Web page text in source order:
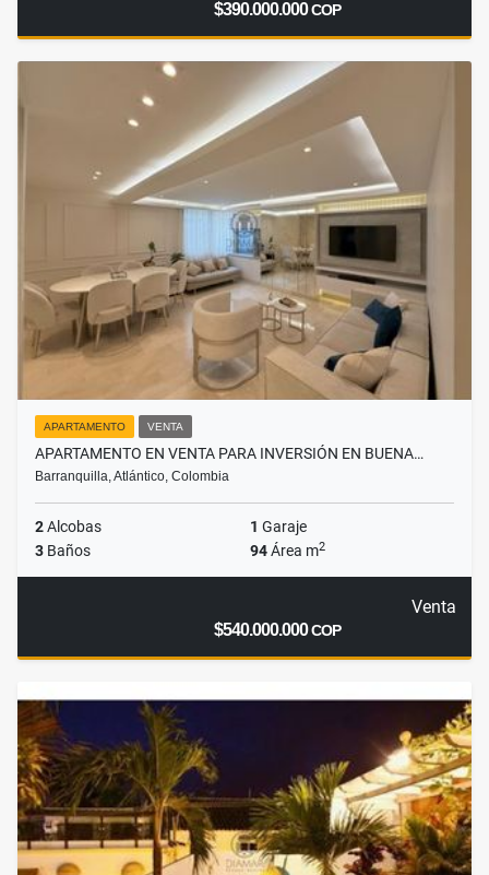
$390.000.000COP
APARTAMENTO VENTA
APARTAMENTO EN VENTA PARA INVERSIÓN EN BUENA…
Barranquilla, Atlántico, Colombia
2Alcobas 1 Garaje
3 Baños 94Área m2
Venta
$540.000.000COP